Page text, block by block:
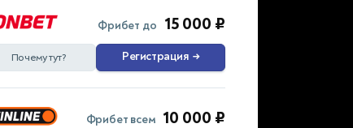
Фрибет до 15 000 ₽
Почему тут? Регистрация →
Фрибет всем 10 000 ₽